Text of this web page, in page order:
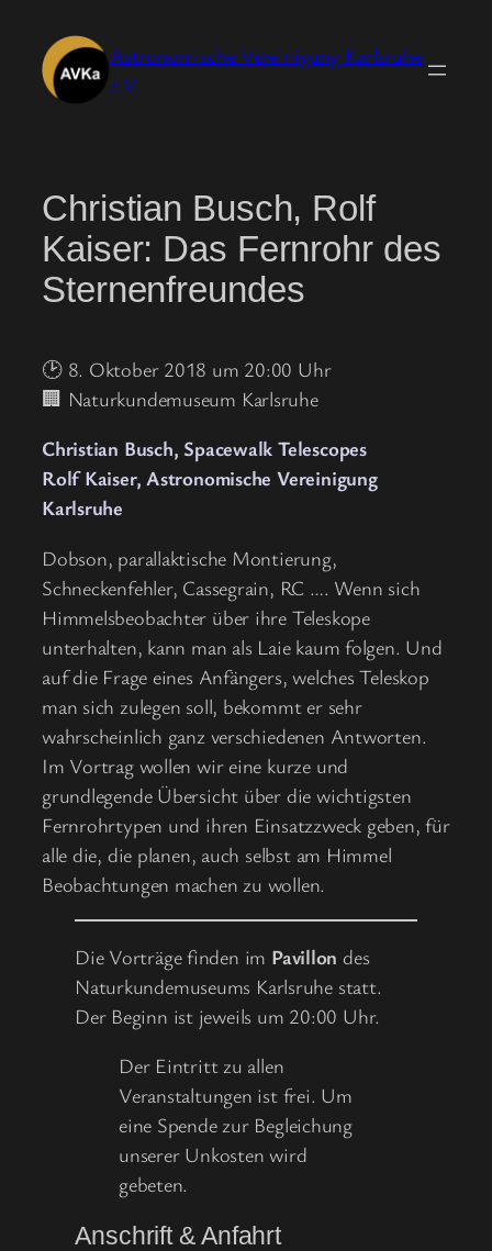
Inhalt
springen
Astronomische Vereinigung Karlsruhe
e.V.
Christian Busch, Rolf
Kaiser: Das Fernrohr des
Sternenfreundes
🕑 8. Oktober 2018 um 20:00 Uhr
🏢 Naturkundemuseum Karlsruhe
Christian Busch, Spacewalk Telescopes
Rolf Kaiser, Astronomische Vereinigung
Karlsruhe
Dobson, parallaktische Montierung,
Schneckenfehler, Cassegrain, RC …. Wenn sich
Himmelsbeobachter über ihre Teleskope
unterhalten, kann man als Laie kaum folgen. Und
auf die Frage eines Anfängers, welches Teleskop
man sich zulegen soll, bekommt er sehr
wahrscheinlich ganz verschiedenen Antworten.
Im Vortrag wollen wir eine kurze und
grundlegende Übersicht über die wichtigsten
Fernrohrtypen und ihren Einsatzzweck geben, für
alle die, die planen, auch selbst am Himmel
Beobachtungen machen zu wollen.
Die Vorträge finden im Pavillon des
Naturkundemuseums Karlsruhe statt.
Der Beginn ist jeweils um 20:00 Uhr.
Der Eintritt zu allen
Veranstaltungen ist frei. Um
eine Spende zur Begleichung
unserer Unkosten wird
gebeten.
Anschrift & Anfahrt